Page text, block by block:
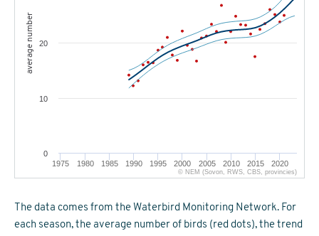
average number
1975 1980 1985 1990 1995 2000 2005 2010 2015 2020
0
10
20
© NEM (Sovon, RWS, CBS, provincies)
The data comes from the Waterbird Monitoring Network. For
each season, the average number of birds (red dots), the trend